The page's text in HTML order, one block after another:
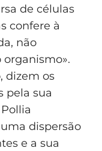
de células
confere à
não
dizem os
pela sua
dispersão
e a sua